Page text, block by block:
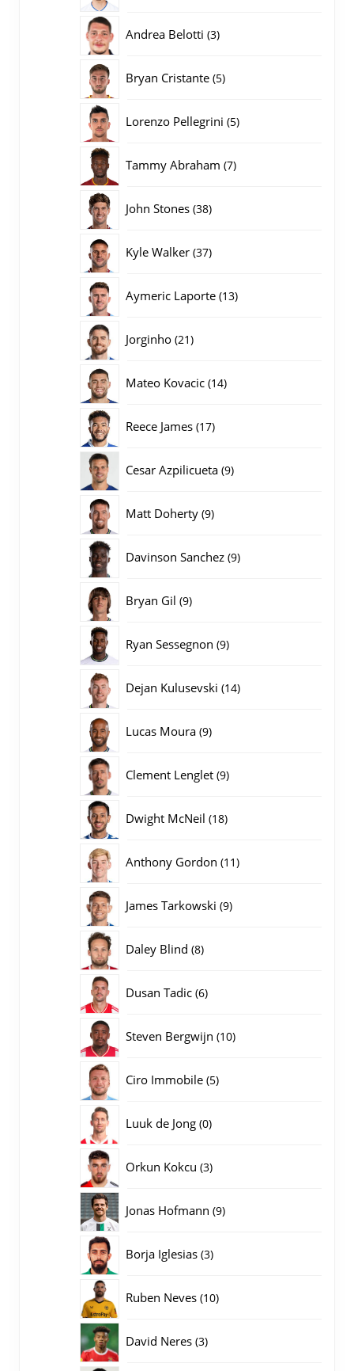
Andrea Belotti 33
Bryan Cristante 55
Lorenzo Pellegrini 55
Tammy Abraham 77
John Stones 3838
Kyle Walker 3737
Aymeric Laporte 1313
Jorginho 2121
Mateo Kovacic 1414
Reece James 1717
Cesar Azpilicueta 99
Matt Doherty 99
Davinson Sanchez 99
Bryan Gil 99
Ryan Sessegnon 99
Dejan Kulusevski 1414
Lucas Moura 99
Clement Lenglet 99
Dwight McNeil 1818
Anthony Gordon 1111
James Tarkowski 99
Daley Blind 88
Dusan Tadic 66
Steven Bergwijn 1010
Ciro Immobile 55
Luuk de Jong 00
Orkun Kokcu 33
Jonas Hofmann 99
Borja Iglesias 33
Ruben Neves 1010
David Neres 33